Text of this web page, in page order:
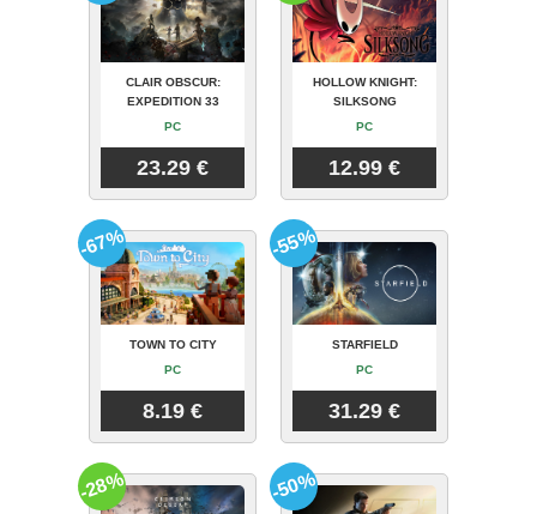
CLAIR OBSCUR:
EXPEDITION 33
PC
23.29 €
HOLLOW KNIGHT:
SILKSONG
PC
12.99 €
TOWN TO CITY
PC
8.19 €
-67%
STARFIELD
PC
31.29 €
-55%
-28% -50%